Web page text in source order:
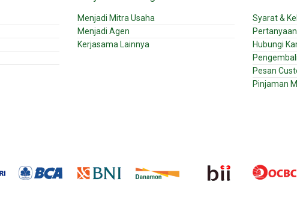
Menjadi Mitra Usaha
Menjadi Agen
Kerjasama Lainnya
Syarat &
Pertanyaan
Hubungi
Pesan
Pinjaman